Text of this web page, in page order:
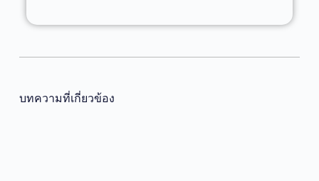
บทความที่เกี่ยวข้อง